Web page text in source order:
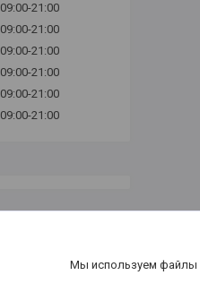
09:00-21:00
09:00-21:00
09:00-21:00
09:00-21:00
09:00-21:00
09:00-21:00
Мы используем файлы